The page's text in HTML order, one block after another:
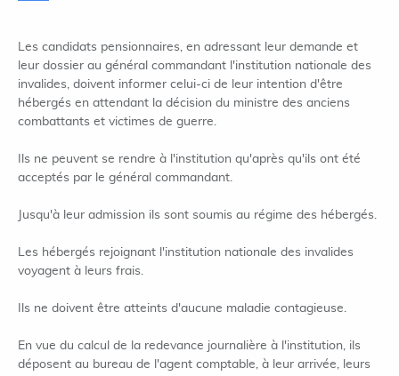
Les candidats pensionnaires, en adressant leur demande et
leur dossier au général commandant l'institution nationale des
invalides, doivent informer celui-ci de leur intention d'être
hébergés en attendant la décision du ministre des anciens
combattants et victimes de guerre.
Ils ne peuvent se rendre à l'institution qu'après qu'ils ont été
acceptés par le général commandant.
Jusqu'à leur admission ils sont soumis au régime des hébergés.
Les hébergés rejoignant l'institution nationale des invalides
voyagent à leurs frais.
Ils ne doivent être atteints d'aucune maladie contagieuse.
En vue du calcul de la redevance journalière à l'institution, ils
déposent au bureau de l'agent comptable, à leur arrivée, leurs